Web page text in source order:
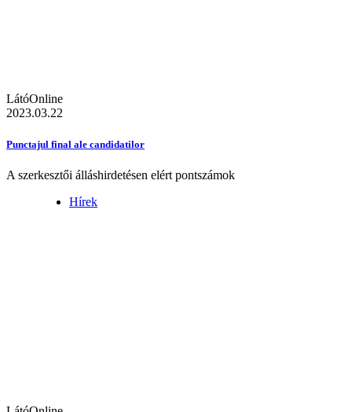
LátóOnline
2023.03.22
Punctajul final ale candidatilor
A szerkesztői álláshirdetésen elért pontszámok
Hírek